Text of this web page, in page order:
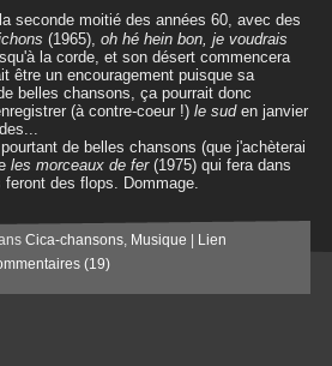
seconde moitié des années 60, avec des
(1965), oh hé hein bon, je voudrais
la corde, et son désert commencera
être un encouragement puisque sa
belles chansons, ça pourrait donc
(à contre-coeur !) le suden janvier
de belles chansons (que j'achèterai
les morceaux de fer (1975) qui fera dans
des flops. Dommage.
Cica-chansons, Musique
Lien
(19)